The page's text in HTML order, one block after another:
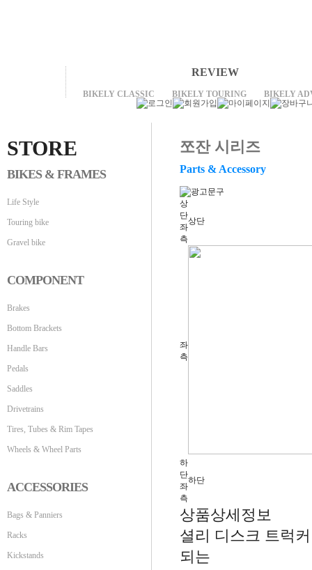
REVIEW
BIKELY CLASSIC BIKELY TOURING BIKELY
STORE
BIKES & FRAMES
Life Style
Touring bike
Gravel bike
COMPONENT
Brakes
Bottom Brackets
Handle Bars
Pedals
Saddles
Drivetrains
Tires, Tubes & Rim Tapes
Wheels & Wheel Parts
ACCESSORIES
Bags & Panniers
Racks
Kickstands
쪼잔 시리즈
Parts & Accessory
상
단
좌
측
상단
좌
측
하
단
좌
측
하단
상품상세정보
셜리 디스크 트럭
되는